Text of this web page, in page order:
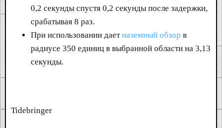
0,2 секунды спустя 0,2 секунды после задержки,
срабатывая 8 раз.
При использовании даетназемный обзор в
радиусе 350 единиц в выбранной области на 3,13
секунды.
Tidebringer